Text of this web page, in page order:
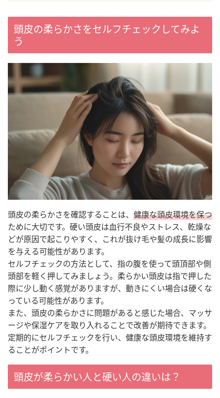
頭皮の柔らかさをセルフチェックしてみよ
う
頭皮の柔らかさを確認することは、 健康な頭皮環境を保つ
ために大切です。硬い頭皮は血行不良やストレス、乾燥な
どが原因で起こりやすく、これが抜け毛や髪の成長に影響
を与える可能性があります。
セルフチェックの方法として、指の腹を使って頭頂部や側
頭部を軽く押してみましょう。柔らかい頭皮は指で押した
際に少し動く感覚がありますが、動きにくい場合は硬くな
っている可能性があります。
また、頭皮の柔らかさに問題があると感じた場合、マッサ
ージや保湿ケアを取り入れることで改善が期待できます。
定期的にセルフチェックを行い、健康な頭皮環境を維持す
ることがポイントです。
頭皮が柔らかい人と硬い人の違いは？